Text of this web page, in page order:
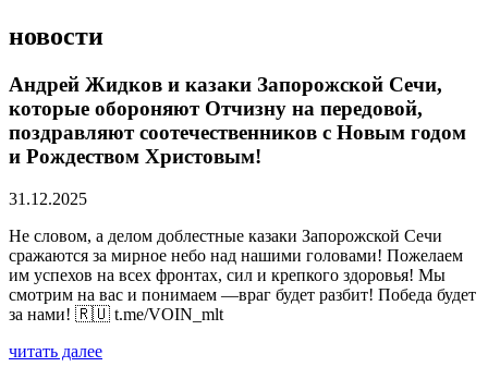
новости
Андрей Жидков и казаки Запорожской Сечи,
которые обороняют Отчизну на передовой,
поздравляют соотечественников с Новым годом
и Рождеством Христовым!
31.12.2025
Не словом, а делом доблестные казаки Запорожской Сечи
сражаются за мирное небо над нашими головами! Пожелаем
им успехов на всех фронтах, сил и крепкого здоровья! Мы
смотрим на вас и понимаем —враг будет разбит! Победа будет
за нами! 🇷🇺 t.me/VOIN_mlt
читать далее